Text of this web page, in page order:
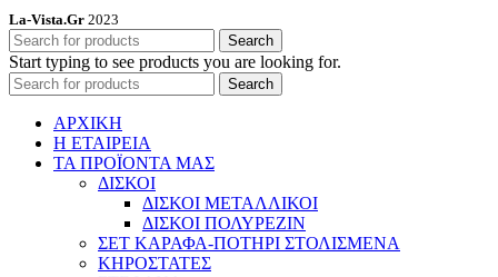
La-Vista.Gr 2023
Search
Start typing to see products you are looking for.
Search
ΑΡΧΙΚΗ
Η ΕΤΑΙΡΕΙΑ
ΤΑ ΠΡΟΪΟΝΤΑ ΜΑΣ
ΔΙΣΚΟΙ
ΔΙΣΚΟΙ ΜΕΤΑΛΛΙΚΟΙ
ΔΙΣΚΟΙ ΠΟΛΥΡΕΖΙΝ
ΣΕΤ ΚΑΡΑΦΑ-ΠΟΤΗΡΙ ΣΤΟΛΙΣΜΕΝΑ
ΚΗΡΟΣΤΑΤΕΣ